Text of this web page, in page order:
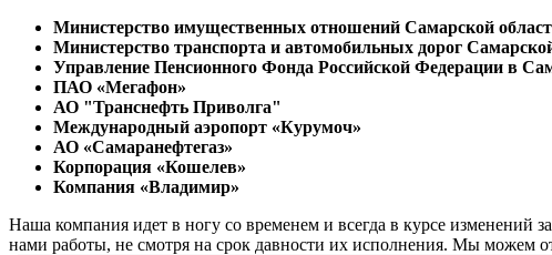
Министерство имущественных отношений Самарской
Министерство транспорта и автомобильных дорог
Управление Пенсионного Фонда Российской Федерации в
ПАО «Мегафон»
АО "Транснефть Приволга"
Международный аэропорт «Курумоч»
АО «Самаранефтегаз»
Корпорация «Кошелев»
Компания «Владимир»
Наша компания идет в ногу со временем и всегда в курсе изменений
нами работы, не смотря на срок давности их исполнения. Мы можем